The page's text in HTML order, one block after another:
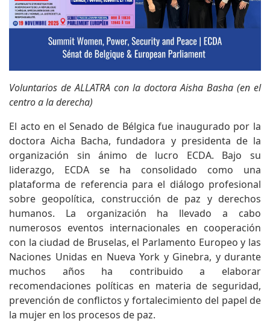
Voluntarios de ALLATRA con la doctora Aisha Basha (en el
centro a la derecha)
El acto en el Senado de Bélgica fue inaugurado por la
doctora Aicha Bacha, fundadora y presidenta de la
organización sin ánimo de lucro ECDA. Bajo su
liderazgo, ECDA se ha consolidado como una
plataforma de referencia para el diálogo profesional
sobre geopolítica, construcción de paz y derechos
humanos. La organización ha llevado a cabo
numerosos eventos internacionales en cooperación
con la ciudad de Bruselas, el Parlamento Europeo y las
Naciones Unidas en Nueva York y Ginebra, y durante
muchos años ha contribuido a elaborar
recomendaciones políticas en materia de seguridad,
prevención de conflictos y fortalecimiento del papel de
la mujer en los procesos de paz.